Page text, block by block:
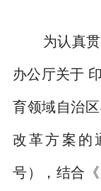
为认真
办公厅关于
育领域自治
改革方案的
号），结合